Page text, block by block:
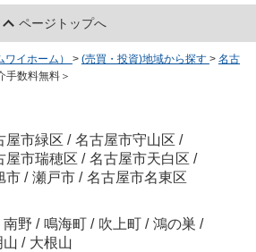
ページトップへ
イホーム） > (売買・投資)地域から探す > 名古
手数料無料＞
屋市緑区 / 名古屋市守山区 /
屋市瑞穂区 / 名古屋市天白区 /
市 / 瀬戸市 / 名古屋市名東区
南野 / 鳴海町 / 吹上町 / 鴻の巣 /
山 / 大根山